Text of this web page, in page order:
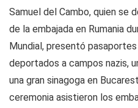
Samuel del Cambo, quien se
de la embajada en Rumania
Mundial, presentó
deportados a campos nazis,
una gran sinagoga en
ceremonia asistieron los